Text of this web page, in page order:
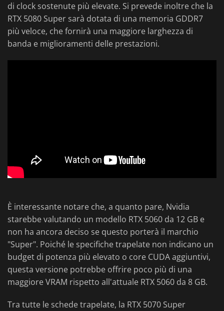
di clock sostenute più elevate. Si prevede inoltre che la
RTX 5080 Super sarà dotata di una memoria GDDR7
più veloce, che fornirà una maggiore larghezza di
banda e miglioramenti delle prestazioni.
È interessante notare che, a quanto pare, Nvidia
starebbe valutando un modello RTX 5060 da 12 GB e
non ha ancora deciso se questo porterà il marchio
"Super". Poiché le specifiche trapelate non indicano un
budget di potenza più elevato o core CUDA aggiuntivi,
questa versione potrebbe offrire poco più di una
maggiore VRAM rispetto all'attuale RTX 5060 da 8 GB.
Tra tutte le schede trapelate, la RTX 5070 Super